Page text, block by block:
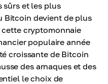
sûrs et les plus
Bitcoin devient de plus
cryptomonnaie
populaire année
croissante de Bitcoin
des arnaques et des
le choix de